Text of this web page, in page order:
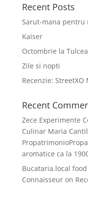
Recent Posts
Sarut-mana pentru
Kaiser
Octombrie la Tulcea
Zile si nopti
Recenzie: StreetXO
Recent
Zece Experimente
Culinar Maria
aromatice ca la
Bucataria.local
Connaisseuron